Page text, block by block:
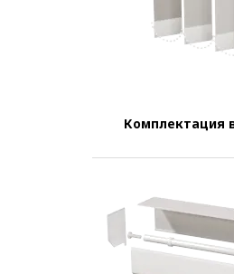
Комплектация